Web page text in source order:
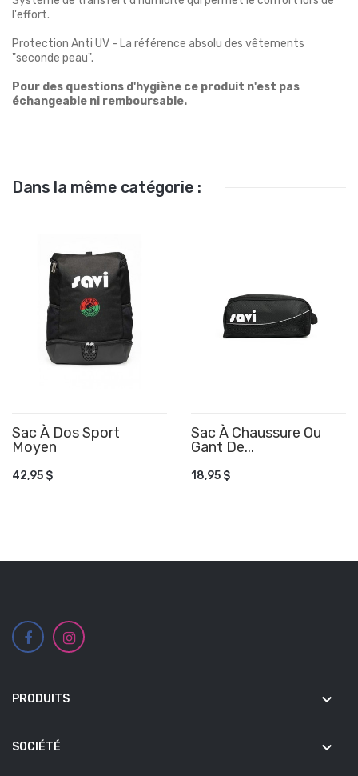
l'effort.
Protection Anti UV - La référence absolu des vêtements
"seconde peau".
Pour des questions d'hygiène ce produit n'est pas
échangeable ni remboursable.
Dans la même catégorie :
Sac À Dos Sport
Moyen
42,95 $
AJOUTER AU PANIER
Sac À Chaussure Ou
Gant De...
18,95 $
AJOUTER AU PANIER
PRODUITS keyboard_arrow_down
SOCIÉTÉ keyboard_arrow_down